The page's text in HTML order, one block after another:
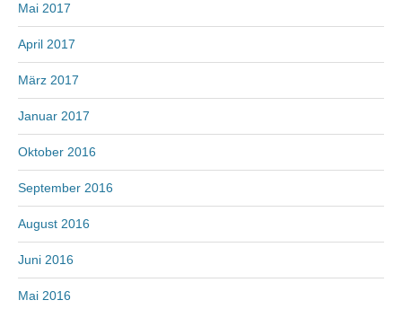
Mai 2017
April 2017
März 2017
Januar 2017
Oktober 2016
September 2016
August 2016
Juni 2016
Mai 2016